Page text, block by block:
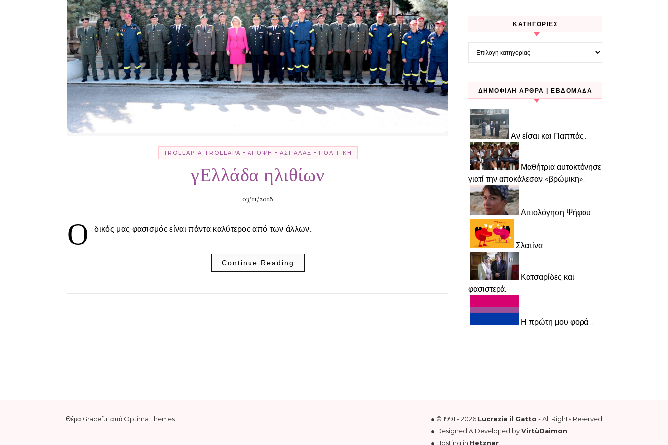
TROLLΑΡΊΑ TROLLΑΡΆ - ΆΠΟΨΗ - ΑΣΠΆΛΑΞ - ΠΟΛΙΤΙΚΉ
γΕλλάδα ηλιθίων
03/11/2018
Ο δικός μας φασισμός είναι πάντα καλύτερος από των άλλων..
Continue Reading
KΑΤΗΓΟΡΊΕΣ
Kατηγορίες
ΔΗΜΟΦΙΛΉ ΆΡΘΡΑ | ΕΒΔΟΜΆΔΑ
Αν είσαι και Παππάς..
Μαθήτρια αυτοκτόνησε
γιατί την αποκάλεσαν «βρώμικη»..
Αιτιολόγηση Ψήφου
Σλατίνα
Κατσαρίδες και
φασιστερά..
Η πρώτη μου φορά…
● © 1991 - 2026 Lucrezia il Gatto - All Rights Reserved
● Designed & Developed byVirtùDaimon
● Hosting in Hetzner
Θέμα Graceful από Optima Themes